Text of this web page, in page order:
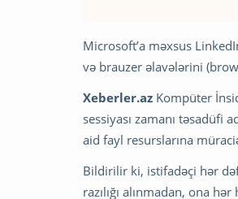
Microsoft’a məxsus
və brauzer əlavələrini (
Xeberler.az Kompüter
sessiyası zamanı təsadüfi
aid fayl resurslarına
Bildirilir ki, istifadəçi hər
razılığı alınmadan, ona